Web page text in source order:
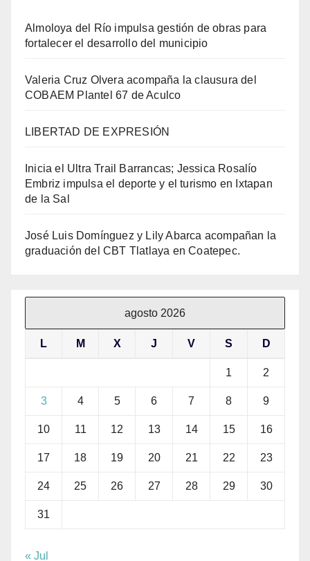
Almoloya del Río impulsa gestión de obras para
fortalecer el desarrollo del municipio
Valeria Cruz Olvera acompaña la clausura del
COBAEM Plantel 67 de Aculco
LIBERTAD DE EXPRESIÓN
Inicia el Ultra Trail Barrancas; Jessica Rosalío
Embriz impulsa el deporte y el turismo en Ixtapan
de la Sal
José Luis Domínguez y Lily Abarca acompañan la
graduación del CBT Tlatlaya en Coatepec.
agosto 2026
L M X J V S D
1 2
3 4 5 6 7 8 9
10 11 12 13 14 15 16
17 18 19 20 21 22 23
24 25 26 27 28 29 30
31
« Jul